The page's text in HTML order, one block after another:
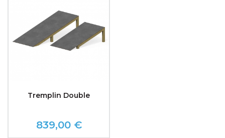
Tremplin Double
Prix
839,00 €